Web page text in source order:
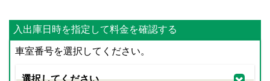
入出庫日時を指定して料金を確認する
車室番号を選択してください。